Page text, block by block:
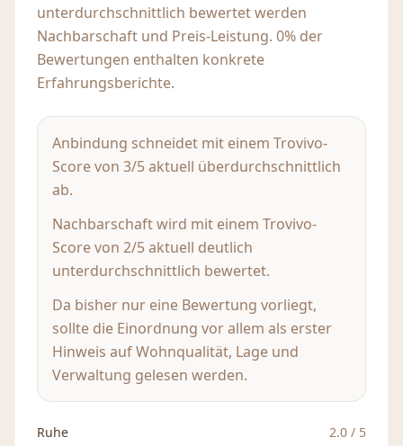
unterdurchschnittlich bewertet werden
Nachbarschaft und Preis-Leistung. 0% der
Bewertungen enthalten konkrete
Erfahrungsberichte.
Anbindung schneidet mit einem Trovivo-
Score von 3/5 aktuell überdurchschnittlich
ab.
Nachbarschaft wird mit einem Trovivo-
Score von 2/5 aktuell deutlich
unterdurchschnittlich bewertet.
Da bisher nur eine Bewertung vorliegt,
sollte die Einordnung vor allem als erster
Hinweis auf Wohnqualität, Lage und
Verwaltung gelesen werden.
Ruhe 2.0 / 5